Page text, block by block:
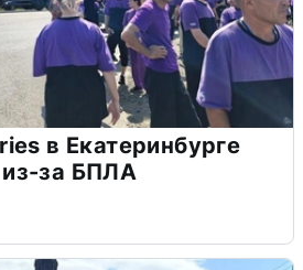
в Екатеринбурге
из-за БПЛА